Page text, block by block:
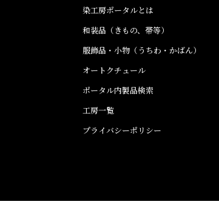
染工房ポータルとは
和装品（きもの、帯等）​
服飾品・小物​（うちわ・かばん）
オートクチュール
ポータル内製品検索
工房一覧
プライバシーポリシー